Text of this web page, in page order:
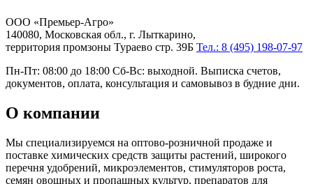
ООО «Премьер-Агро»
140080, Московская обл., г. Лыткарино,
территория промзоны Тураево стр. 39Б Тел.: 8 (495) 198-07-97
Пн-Пт: 08:00 до 18:00 Сб-Вс: выходной. Выписка счетов,
документов, оплата, консультация и самовывоз в будние дни.
О компании
Мы специализируемся на оптово-розничной продаже и
поставке химических средств защиты растений, широкого
перечня удобрений, микроэлементов, стимуляторов роста,
семян овощных и пропашных культур, препаратов для